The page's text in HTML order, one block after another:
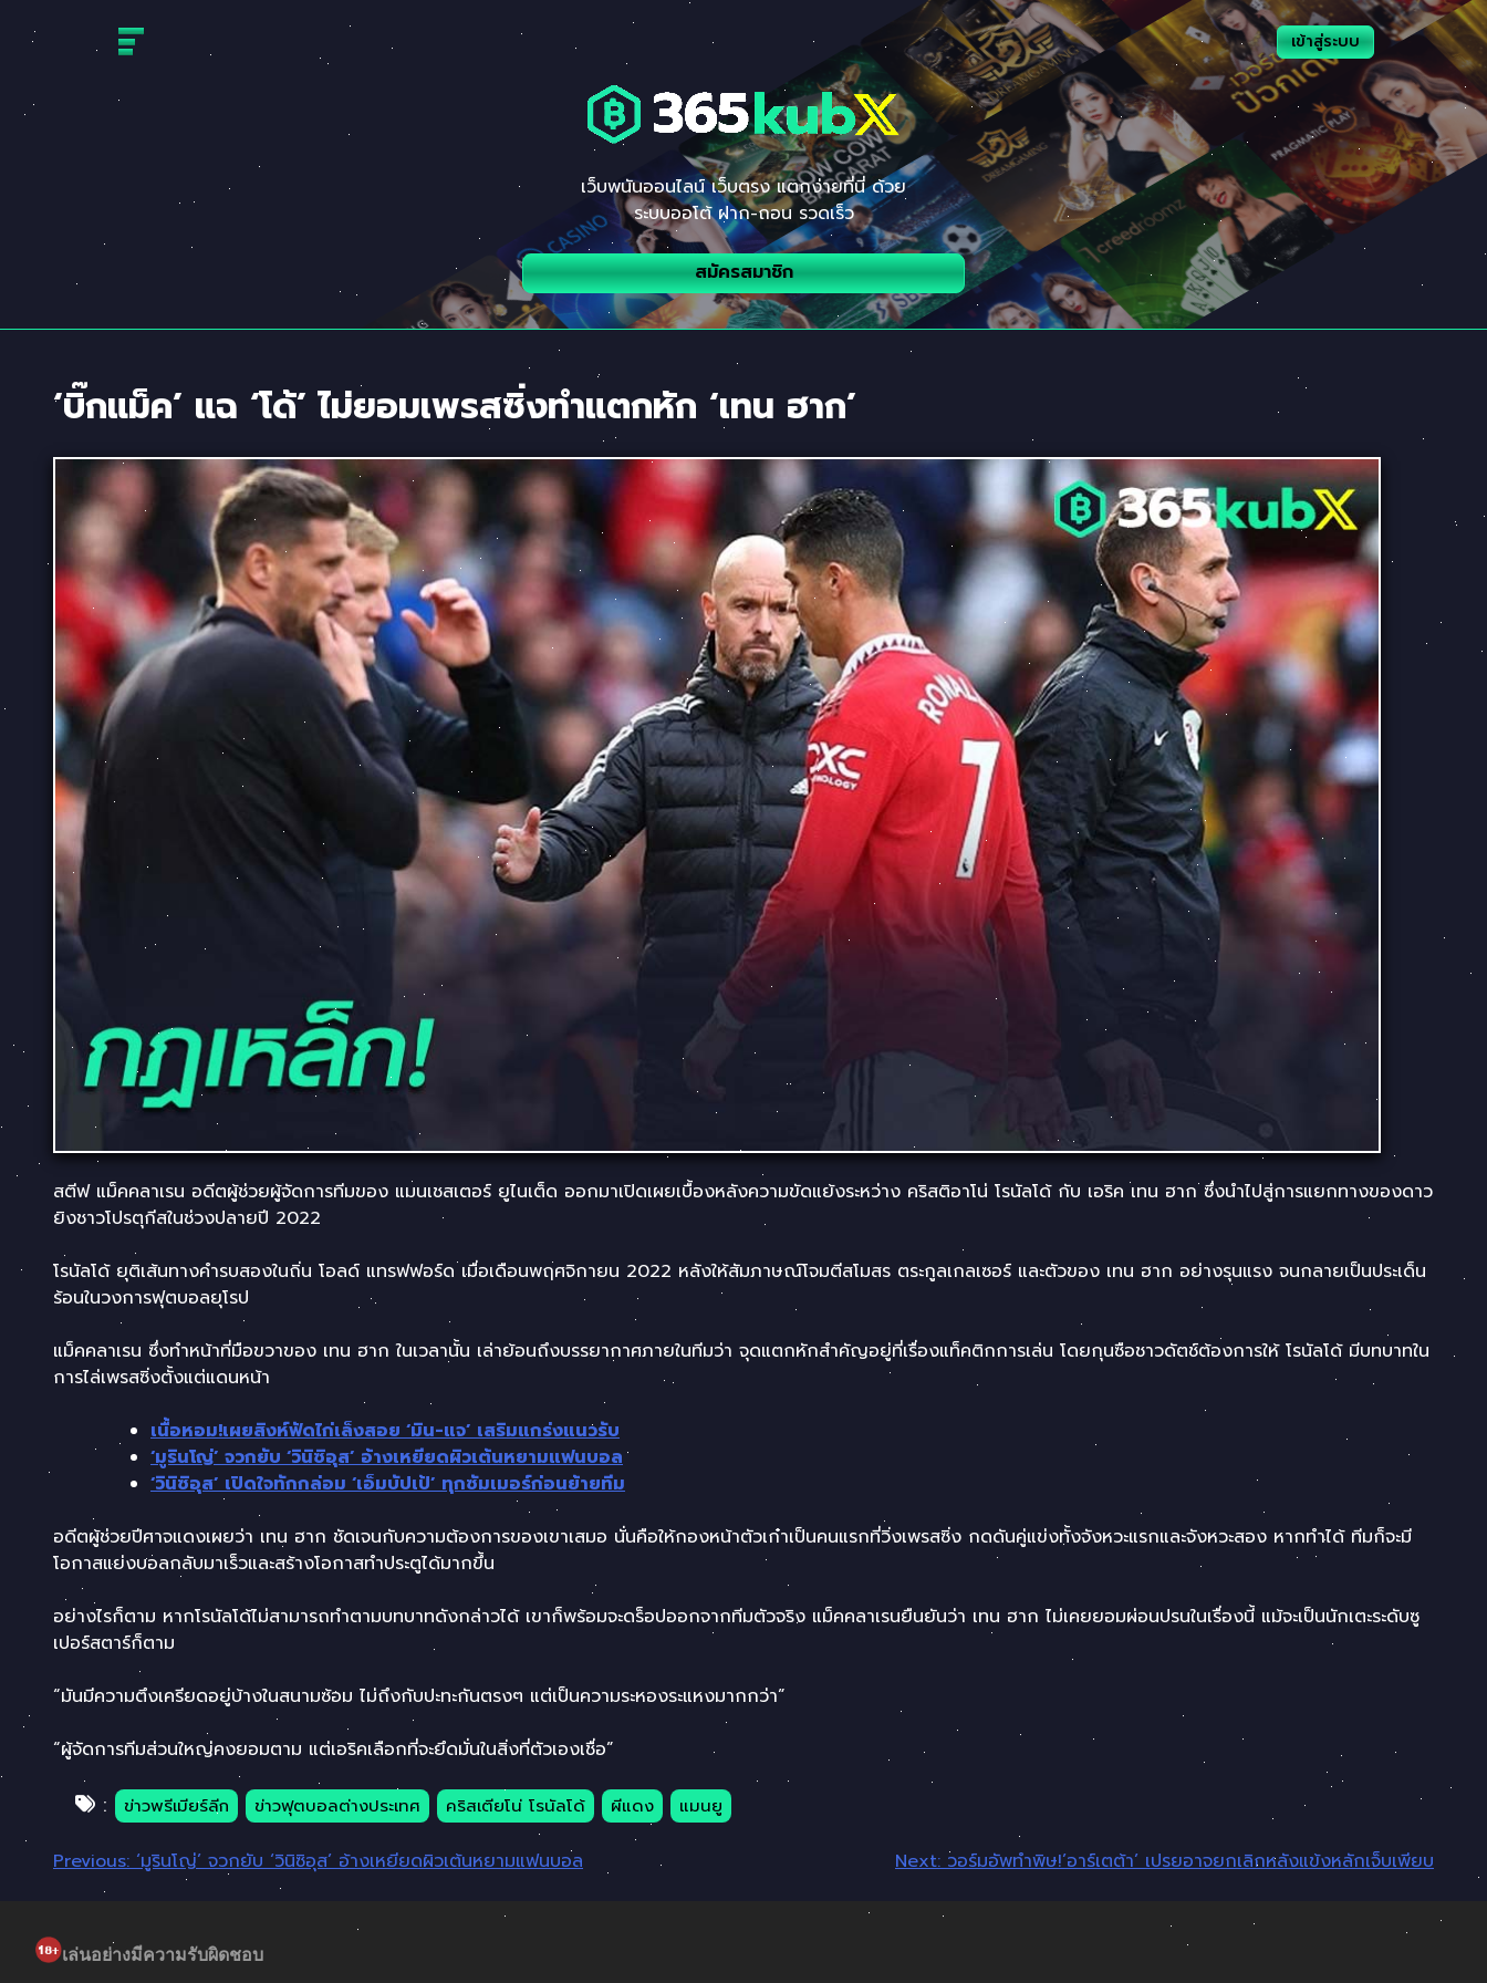
เว็บพนันออนไลน์ เว็บตรง แตกง่ายที่นี่ ด้วย
ระบบออโต้ ฝาก-ถอน รวดเร็ว
สมัครสมาชิก
เข้าสู่ระบบ
‘บิ๊กแม็ค’ แฉ ‘โด้’ ไม่ยอมเพรสซิ่งทำแตกหัก ‘เทน ฮาก’
สตีฟ แม็คคลาเรน อดีตผู้ช่วยผู้จัดการทีมของ แมนเชสเตอร์ ยูไนเต็ด ออกมาเปิดเผยเบื้องหลังความขัดแย้งระหว่าง คริสติอาโน่ โรนัลโด้ กับ เอริค เทน ฮาก ซึ่งนำไปสู่การแยกทางของดาว
ยิงชาวโปรตุกีสในช่วงปลายปี 2022
โรนัลโด้ ยุติเส้นทางคำรบสองในถิ่น โอลด์ แทรฟฟอร์ด เมื่อเดือนพฤศจิกายน 2022 หลังให้สัมภาษณ์โจมตีสโมสร ตระกูลเกลเซอร์ และตัวของ เทน ฮาก อย่างรุนแรง จนกลายเป็นประเด็น
ร้อนในวงการฟุตบอลยุโรป
แม็คคลาเรน ซึ่งทำหน้าที่มือขวาของ เทน ฮาก ในเวลานั้น เล่าย้อนถึงบรรยากาศภายในทีมว่า จุดแตกหักสำคัญอยู่ที่เรื่องแท็คติกการเล่น โดยกุนซือชาวดัตช์ต้องการให้ โรนัลโด้ มีบทบาทใน
การไล่เพรสซิ่งตั้งแต่แดนหน้า
เนื้อหอม!เผยสิงห์ฟัดไก่เล็งสอย ‘มิน-แจ’ เสริมแกร่งแนวรับ
‘มูรินโญ่’ จวกยับ ‘วินิซิอุส’ อ้างเหยียดผิวเต้นหยามแฟนบอล
‘วินิซิอุส’ เปิดใจทักกล่อม ‘เอ็มบัปเป้’ ทุกซัมเมอร์ก่อนย้ายทีม
อดีตผู้ช่วยปีศาจแดงเผยว่า เทน ฮาก ชัดเจนกับความต้องการของเขาเสมอ นั่นคือให้กองหน้าตัวเก๋าเป็นคนแรกที่วิ่งเพรสซิ่ง กดดันคู่แข่งทั้งจังหวะแรกและจังหวะสอง หากทำได้ ทีมก็จะมี
โอกาสแย่งบอลกลับมาเร็วและสร้างโอกาสทำประตูได้มากขึ้น
อย่างไรก็ตาม หากโรนัลโด้ไม่สามารถทำตามบทบาทดังกล่าวได้ เขาก็พร้อมจะดร็อปออกจากทีมตัวจริง แม็คคลาเรนยืนยันว่า เทน ฮาก ไม่เคยยอมผ่อนปรนในเรื่องนี้ แม้จะเป็นนักเตะระดับซู
เปอร์สตาร์ก็ตาม
“มันมีความตึงเครียดอยู่บ้างในสนามซ้อม ไม่ถึงกับปะทะกันตรงๆ แต่เป็นความระหองระแหงมากกว่า”
“ผู้จัดการทีมส่วนใหญ่คงยอมตาม แต่เอริคเลือกที่จะยึดมั่นในสิ่งที่ตัวเองเชื่อ”
: ข่าวพรีเมียร์ลีก ข่าวฟุตบอลต่างประเทศ คริสเตียโน่ โรนัลโด้ ผีแดง แมนยู
แนะแนว
Previous: ‘มูรินโญ่’ จวกยับ ‘วินิซิอุส’ อ้างเหยียดผิวเต้นหยามแฟนบอล Next: วอร์มอัพทำพิษ!’อาร์เตต้า’ เปรยอาจยกเลิกหลังแข้งหลักเจ็บเพียบ
เล่นอย่างมีความรับผิดชอบ